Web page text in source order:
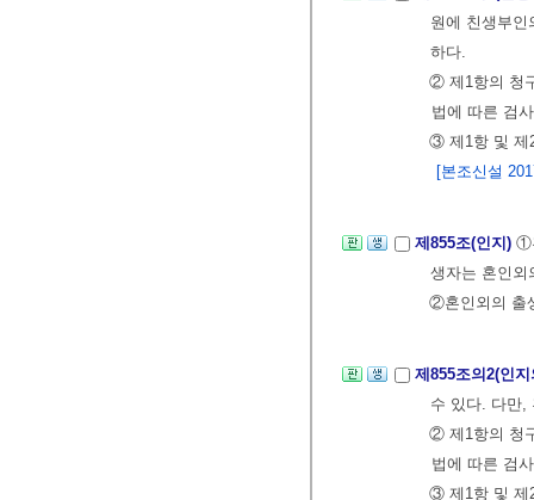
원에 친생부
하다.
② 제1항의 청
법에 따른 검
③ 제1항 및 제
[본조신설
제855조(인지) ①
생자는 혼인외
②혼인외의 출
제855조의2(인
수 있다. 다만,
② 제1항의 청
법에 따른 검
③ 제1항 및 제